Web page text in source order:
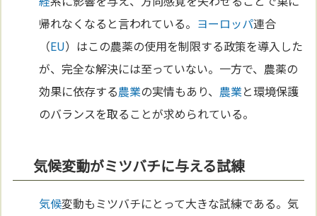
帰れなくなると言われている。 ヨーロッパ連合
（EU）はこの農薬の使用を制限する政策を導入した
が、完全な解決には至っていない。一方で、農薬の
効果に依存する農業の実情もあり、 農業と環境保護
のバランスを取ることが求められている。
気候変動がミツバチに与える試練
気候変動もミツバチにとって大きな試練である。気